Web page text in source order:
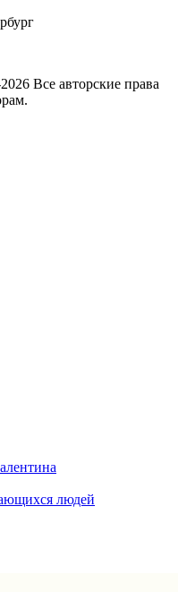
Все авторские права
людей